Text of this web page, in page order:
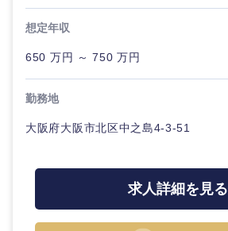
想定年収
650 万円 ～ 750 万円
勤務地
大阪府大阪市北区中之島4-3-51
求人詳細を見る